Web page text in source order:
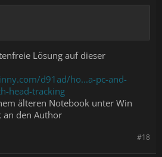
Lösung auf dieser
d91ad/ho...a-pc-and-
head-tracking
älteren Notebook unter Win
an den Author
#18